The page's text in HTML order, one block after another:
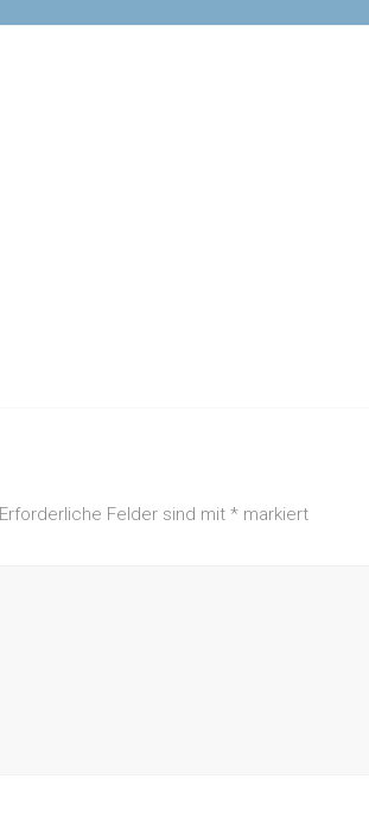
Erforderliche Felder sind mit * markiert